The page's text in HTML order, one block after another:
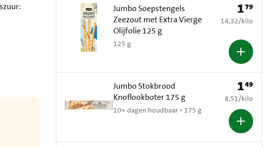
Jumbo Soepstengels
Zeezout met Extra Vierge
Olijfolie 125 g
125 g
Prijs: € 1,79
179
€ 14,32 per kilo
14,32/kilo
Jumbo Stokbrood
Knoflookboter 175 g
10+ dagen houdbaar • 175 g
Prijs: € 1,49
149
€ 8,51 per kilo
8,51/kilo